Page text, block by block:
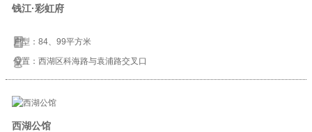
钱江·彩虹府
户型：84、99平方米
位置：西湖区科海路与袁浦路交叉口
西湖公馆